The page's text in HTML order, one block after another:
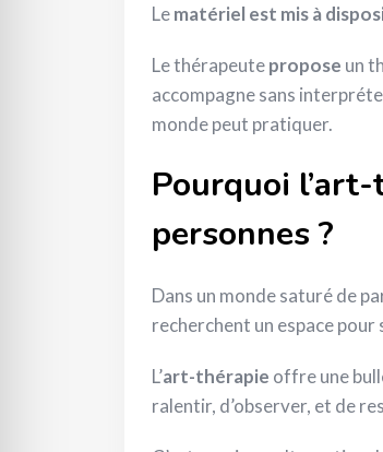
Lematériel est mis à
Le thérapeutepropose un
accompagne sans
monde peut pratiquer.
Pourquoi
personnes ?
Dans un monde saturé de
recherchent un espace pour
L’art-thérapie offre une
ralentir, d’observer, et de